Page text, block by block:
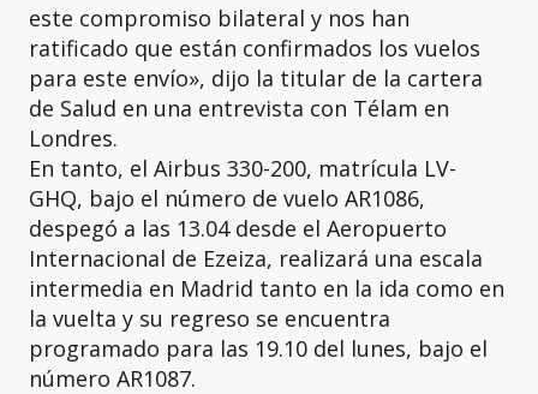
este compromiso bilateral y nos han
ratificado que están confirmados los vuelos
para este envío», dijo la titular de la cartera
de Salud en una entrevista con Télam en
Londres.
En tanto, el Airbus 330-200, matrícula LV-
GHQ, bajo el número de vuelo AR1086,
despegó a las 13.04 desde el Aeropuerto
Internacional de Ezeiza, realizará una escala
intermedia en Madrid tanto en la ida como en
la vuelta y su regreso se encuentra
programado para las 19.10 del lunes, bajo el
número AR1087.